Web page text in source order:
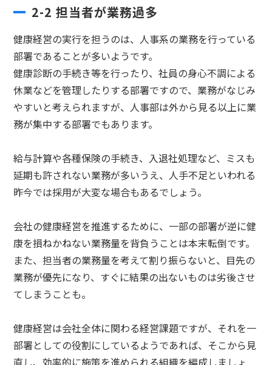
2-2 担当者が業務過多
健康経営の実行を担うのは、人事系の業務を行っている
部署であることが多いようです。
健康診断の手続き等を行ったり、社員の身心不調による
休業などを管理したりする部署ですので、業務がなじみ
やすいと考えられますが、人事部は外から見る以上に業
務が集中する部署でもあります。
給与計算や各種保険の手続き、入退社処理など、ミスも
延期も許されない業務が多いうえ、人手不足といわれる
昨今では採用が大変な場合もあるでしょう。
会社の健康経営を推進するために、一部の部署が逆に健
康を損ねかねない業務量を背負うことは本末転倒です。
また、担当者の業務量を考えて割り振らないと、目先の
業務が優先になり、すぐに結果の出ないものは劣後させ
てしまうことも。
健康経営は会社全体に関わる経営課題ですが、それを一
部署としての役割にしているようであれば、そこから見
直し、効率的に施策を進められる組織を編成しましょ